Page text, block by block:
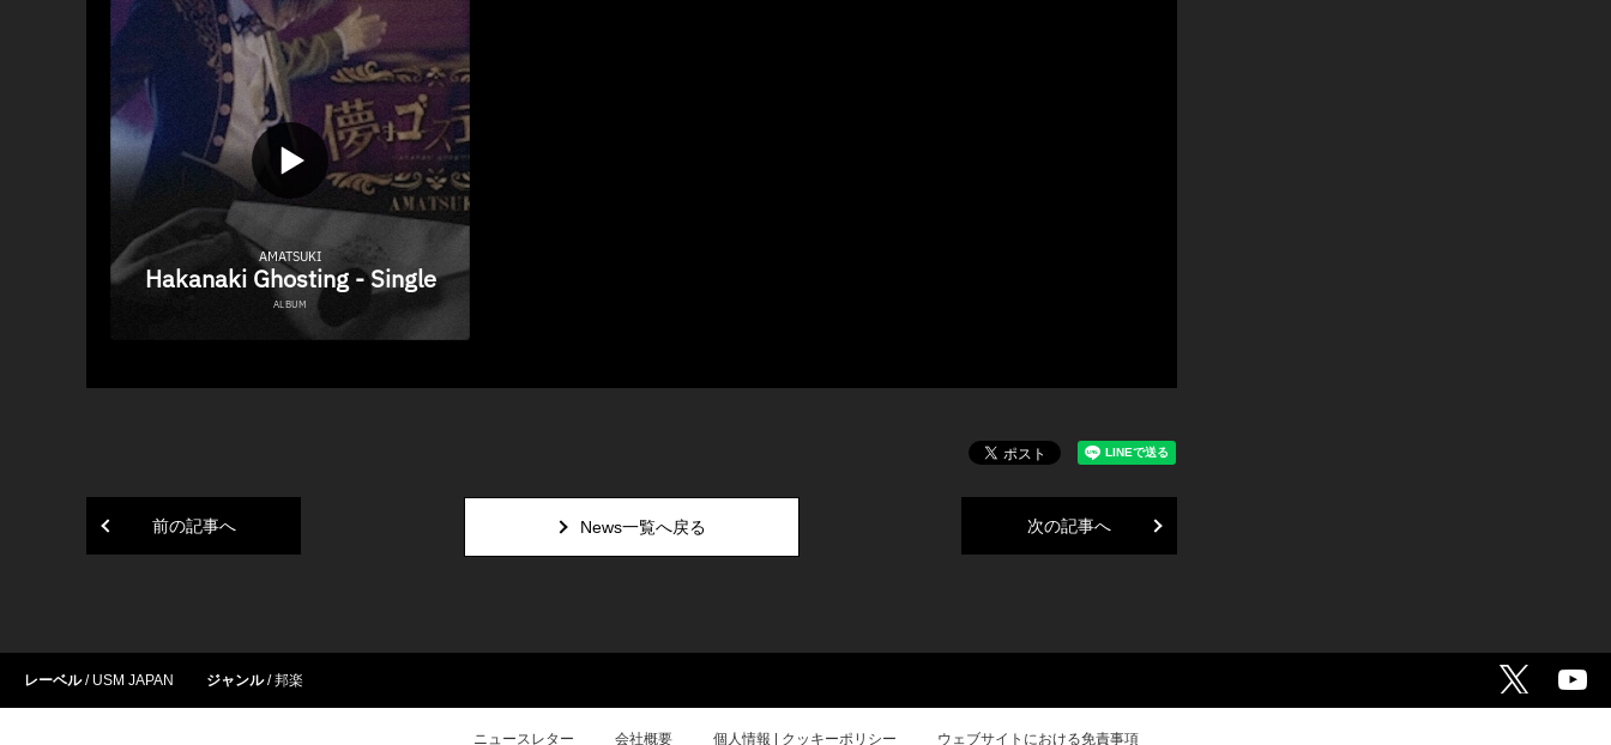
前の記事へ 次の記事へ
News一覧へ戻る
レーベル USM JAPAN ジャンル 邦楽
ニュースレター 会社概要 個人情報 | クッキーポリシー ウェブサイトにおける免責事項